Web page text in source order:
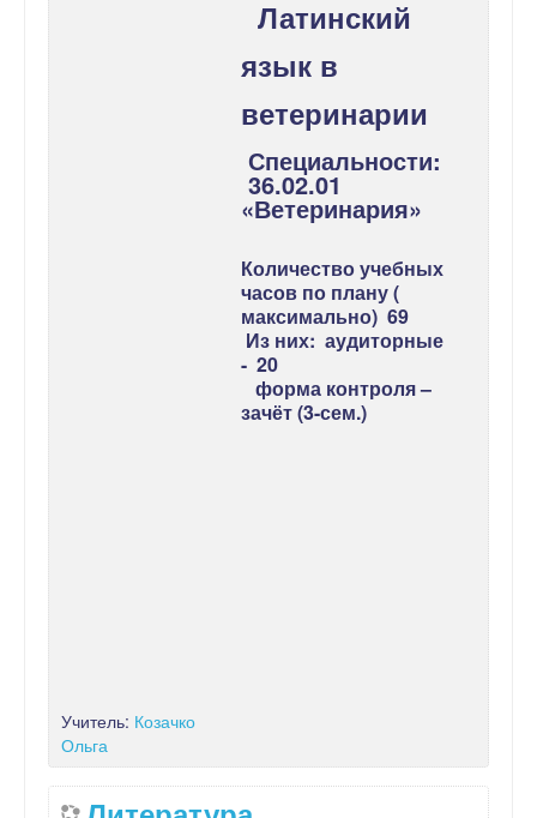
Латинский
язык в
Специальности:
36.02.01
Количество учебных
часов по плану (
максимально) 69
Из них: аудиторные
- 20
форма контроля –
зачёт (3-сем.)
Учитель: Козачко
Ольга